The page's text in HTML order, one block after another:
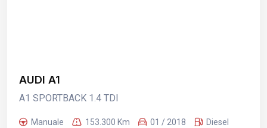
AUDI A1
A1 SPORTBACK 1.4 TDI
Manuale 153.300 Km 01 / 2018 Diesel